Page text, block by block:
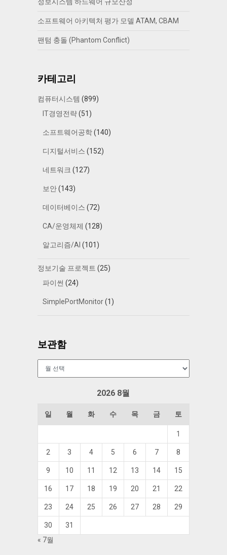
소프트웨어 아키텍처 평가 모델 ATAM, CBAM
팬텀 충돌 (Phantom Conflict)
카테고리
컴퓨터시스템 (899)
IT경영전략(51)
소프트웨어공학(140)
디지털서비스 (152)
네트워크 (127)
보안(143)
데이터베이스 (72)
CA/운영체제 (128)
알고리즘/AI (101)
정보기술 프로젝트 (25)
파이썬 (24)
SimplePortMonitor(1)
보관함
2026 8월
일 월 화 수 목 금 토
1
2 3 4 5 6 7 8
9 10 11 12 13 14 15
16 17 18 19 20 21 22
23 24 25 26 27 28 29
30
31
« 7월